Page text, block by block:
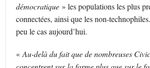
démocratique » les populations les plus
connectées, ainsi que les non-
peu le cas aujourd’hui.
«Au-delà du fait que de nombreuses